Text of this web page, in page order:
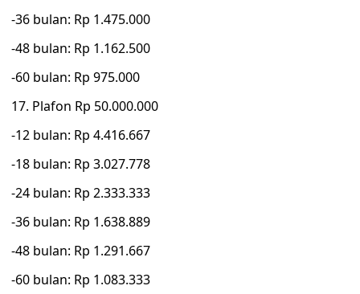
-36 bulan: Rp 1.475.000
-48 bulan: Rp 1.162.500
-60 bulan: Rp 975.000
17. Plafon Rp 50.000.000
-12 bulan: Rp 4.416.667
-18 bulan: Rp 3.027.778
-24 bulan: Rp 2.333.333
-36 bulan: Rp 1.638.889
-48 bulan: Rp 1.291.667
-60 bulan: Rp 1.083.333